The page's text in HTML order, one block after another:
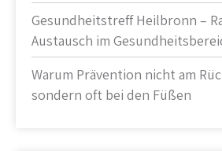
Gesundheitstreff Heilbronn –
Austausch im
Warum Prävention nicht am
sondern oft bei den Füßen